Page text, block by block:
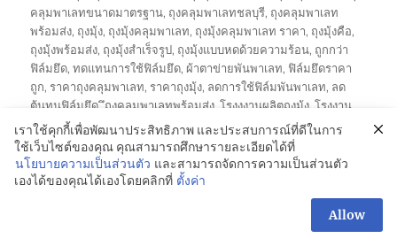
คลุมพาเลทขนาดมาตรฐาน, ถุงคลุมพาเลทชลบุรี, ถุงคลุมพาเลท
พร้อมส่ง, ถุงมุ้ง, ถุงมุ้งคลุมพาเลท, ถุงมุ้งคลุมพาเลท ราคา, ถุงมุ้งคือ,
ถุงมุ้งพร้อมส่ง, ถุงมุ้งสำเร็จรูป, ถุงมุ้งแบบหดด้วยความร้อน, ถูกกว่า
ฟิล์มยึด,ทดแทนการใช้ฟิล์มยึด, ผ้าตาข่ายพันพาเลท, ฟิล์มยึดราคา
ถูก,ราคาถุงคลุมพาเลท,ราคาถุงมุ้ง, ลดการใช้ฟิล์มพันพาเลท, ลด
ต้นทุนฟิล์มยึด,ุุึถุงคลุมพาเลทพร้อมส่ง ,โรงงงานผลิตถุงมุ้ง ,โรงงาน
ผลิตถุงคลุมพาเลท
โรงงานผลิตถุงมุ้ง Leave a comment
ประกอบ
พลาสติก
ที่
ใช้
Easy Wrap ทางเลือกใช้ใหม่
เราใช้คุกกี้เพื่อพัฒนาประสิทธิภาพ และประสบการณ์ที่ดีในการ
ใช้เว็บไซต์ของคุณ คุณสามารถศึกษารายละเอียดได้ที่
นโยบายความเป็นส่วนตัว และสามารถจัดการความเป็นส่วนตัว
เองได้ของคุณได้เองโดยคลิกที่ ตั้งค่า
Allow
OPEN